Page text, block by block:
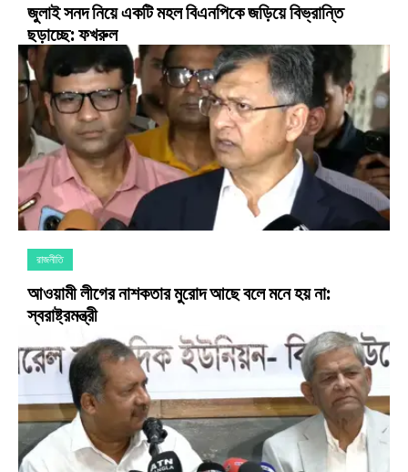
জুলাই সনদ নিয়ে একটি মহল বিএনপিকে জড়িয়ে বিভ্রান্তি
ছড়াচ্ছে: ফখরুল
রাজনীতি
আওয়ামী লীগের নাশকতার মুরোদ আছে বলে মনে হয় না:
স্বরাষ্ট্রমন্ত্রী